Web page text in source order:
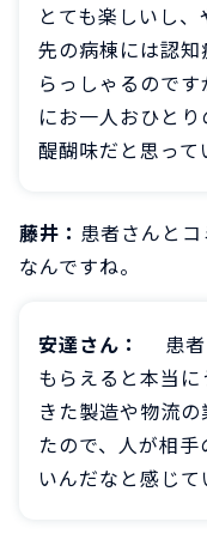
とても楽しいし
先の病棟には認
らっしゃるので
にお一人おひと
醍醐味だと思って
藤井： 患者さんと
なんですね。
安達さん：
患
もらえると本当
きた製造や物流
たので、人が相
いんだなと感じて